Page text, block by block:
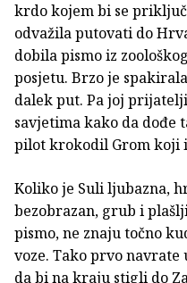
krdo kojem bi se
odvažila putovati do
dobila pismo iz
posjetu. Brzo je
dalek put. Pa joj
savjetima kako da dođe
pilot krokodil Grom koji
Koliko je Suli ljubazna,
bezobrazan, grub i
pismo, ne znaju točno
voze. Tako prvo navrate
da bi na kraju stigli do